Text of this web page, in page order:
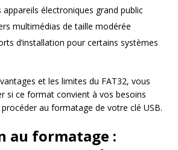
électroniques grand public
multimédias de taille modérée
d’installation pour certains systèmes
et les limites du FAT32, vous
si ce format convient à vos besoins
au formatage de votre clé USB.
au formatage :